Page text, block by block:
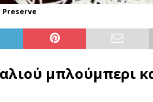
Preserve
μπλούμπερι